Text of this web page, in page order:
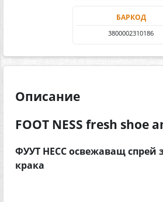
БАРКОД
3800002310186
Описание
FOOT NESS fresh shoe
ФУУТ НЕСС освежаващ спрей
крака